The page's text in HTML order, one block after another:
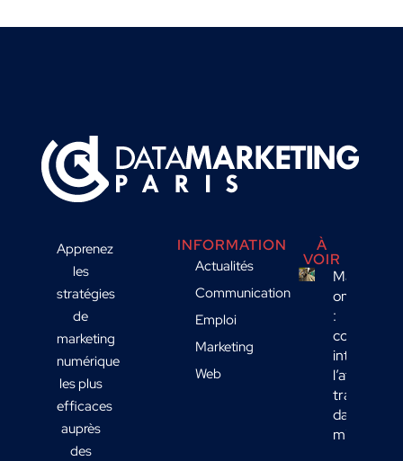
Apprenez
les
stratégies
de
marketing
numérique
les plus
efficaces
auprès
des
INFORMATION
Actualités
Communication
Emploi
Marketing
Web
À
VOIR
Marketing
omnicanal
:
comment
intégrer
l’affichage
transport
dans votre
mix média